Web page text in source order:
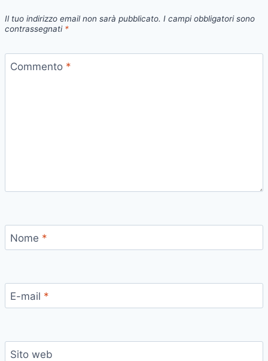
Il tuo indirizzo email non sarà pubblicato. I campi obbligatori sono
contrassegnati *
Commento *
Nome *
E-mail *
Sito web